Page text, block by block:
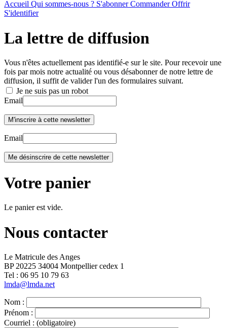
Accueil Qui sommes-nous ? S'abonnerCommanderOffrir
S'identifier
La lettre de diffusion
Vous n'êtes actuellement pas identifié-e sur le site. Pour recevoir une
fois par mois notre actualité ou vous désabonner de notre lettre de
diffusion, il suffit de valider l'un des formulaires suivant.
Je ne suis pas un robot
Email
Email
Votre panier
Le panier est vide.
Nous contacter
Le Matricule des Anges
BP 20225 34004 Montpellier cedex 1
Tel : ‭06 95 10 79 63
lmda@lmda.net
Nom :
Prénom :
Courriel : (obligatoire)